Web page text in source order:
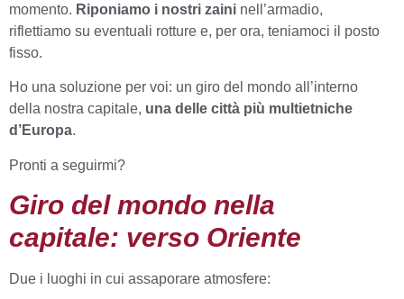
momento. Riponiamo i nostri zaini nell’armadio,
riflettiamo su eventuali rotture e, per ora, teniamoci il posto
fisso.
Ho una soluzione per voi: un giro del mondo all’interno
della nostra capitale, una delle città più multietniche
d’Europa.
Pronti a seguirmi?
Giro del mondo nella
capitale: verso Oriente
Due i luoghi in cui assaporare atmosfere: